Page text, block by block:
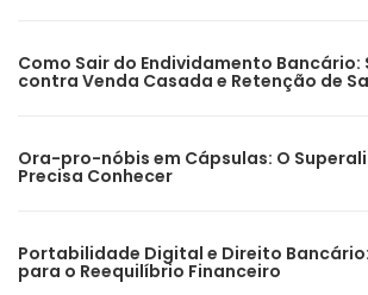
Como Sair do Endividamento Bancário:
contra Venda Casada e Retenção de
Ora-pro-nóbis em Cápsulas: O
Precisa Conhecer
Portabilidade Digital e Direito
para o Reequilíbrio Financeiro